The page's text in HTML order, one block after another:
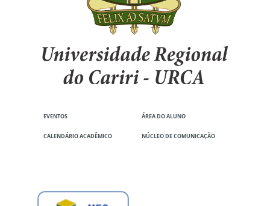
EVENTOS ÁREA DO ALUNO
CALENDÁRIO ACADÊMICO NÚCLEO DE COMUNICAÇÃO